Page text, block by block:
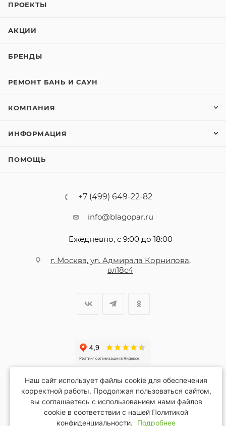
ПРОЕКТЫ
АКЦИИ
БРЕНДЫ
РЕМОНТ БАНЬ И САУН
КОМПАНИЯ
ИНФОРМАЦИЯ
ПОМОЩЬ
+7 (499) 649-22-82
info@blagopar.ru
Ежедневно, с 9:00 до 18:00
г. Москва, ул. Адмирала Корнилова,
вл18с4
2026 © Благопар
Наш сайт использует файлы cookie для обеспечения
корректной работы. Продолжая пользоваться сайтом,
вы соглашаетесь с использованием нами файлов
cookie в соответствии с нашей Политикой
конфиденциальности.
Подробнее